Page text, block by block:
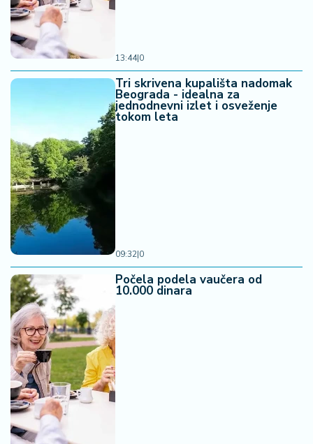
13:44|0
Tri skrivena kupališta nadomak
Beograda - idealna za
jednodnevni izlet i osveženje
tokom leta
09:32|0
Počela podela vaučera od
10.000 dinara